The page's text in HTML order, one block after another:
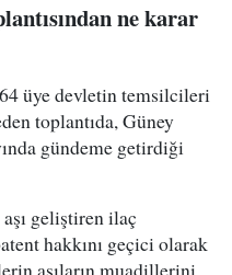
ne karar
üye devletin temsilcileri
toplantıda, Güney
gündeme getirdiği
geliştiren ilaç
hakkını geçici olarak
aşıların muadillerini